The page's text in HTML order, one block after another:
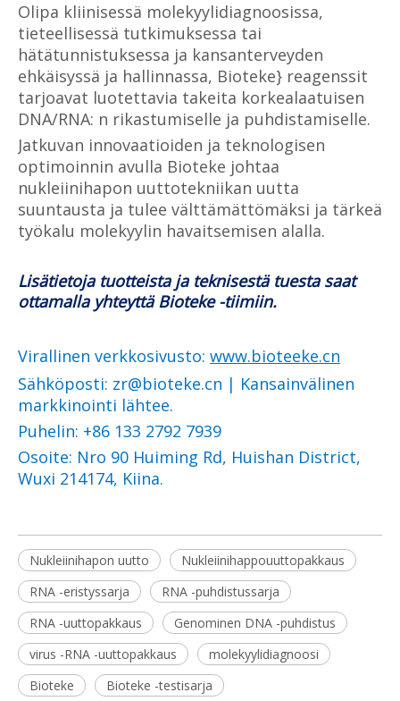
Olipa kliinisessä molekyylidiagnoosissa,
tieteellisessä tutkimuksessa tai
hätätunnistuksessa ja kansanterveyden
ehkäisyssä ja hallinnassa, Bioteke} reagenssit
tarjoavat luotettavia takeita korkealaatuisen
DNA/RNA: n rikastumiselle ja puhdistamiselle.
Jatkuvan innovaatioiden ja teknologisen
optimoinnin avulla Bioteke johtaa
nukleiinihapon uuttotekniikan uutta
suuntausta ja tulee välttämättömäksi ja tärkeä
työkalu molekyylin havaitsemisen alalla.
Lisätietoja tuotteista ja teknisestä tuesta saat
ottamalla yhteyttä Bioteke -tiimiin.
Virallinen verkkosivusto: www.bioteeke.cn
Sähköposti: zr@bioteke.cn | Kansainvälinen
markkinointi lähtee.
Puhelin: +86 133 2792 7939
Osoite: Nro 90 Huiming Rd, Huishan District,
Wuxi 214174, Kiina.
Nukleiinihapon uutto
Nukleiinihappouuttopakkaus
RNA -eristyssarja
RNA -puhdistussarja
RNA -uuttopakkaus
Genominen DNA -puhdistus
virus -RNA -uuttopakkaus
molekyylidiagnoosi
Bioteke
Bioteke -testisarja